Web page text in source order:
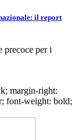
il report
precoce per i
margin-right:
font-weight: bold;